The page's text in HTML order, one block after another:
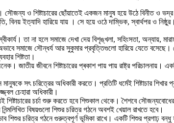
সৌজন্য ও শিষ্টাচারের ছোঁয়াতেই একজন মানুষ হয়ে উঠে বিনীত
বিনয় ইত্যাদি হারিয়ে যায় । সে হয়ে ওঠে দাম্ভিক, স্বার্থপর ও
তা না হলে সমাজে দেখা দেয় বিশৃঙ্খলা, সহিংসতা, অন্যায়,
সমাজে সৌন্ধর্য আর সুকুমার প্রবৃত্তিগুলো হারিয়ে যেতে বসেছে।
শিষ্টতা।
জাতীয় জীবনে শিষ্টাচারের প্ৰকাশ পায় পায় রাষ্ট্র পরিচালনায়।
মানুষকে সৎ চরিত্রের অধিকারী করতে। প্রতিটি ধর্মেই শিষ্টাচার
চেহারা অধিকারী।
চর্চা শুরু করতে হবে শিশুকাল থেকে। শৈশবে
বিষয়গুলো শিশুর চরিত্র গঠনে অবশই খেয়াল রাখতে হবে।
শিশুর চরিত্র গঠনে গুরুত্বপূর্ণ ভূমিকা রাখে। একটি শিশুর প্রগাঢ়